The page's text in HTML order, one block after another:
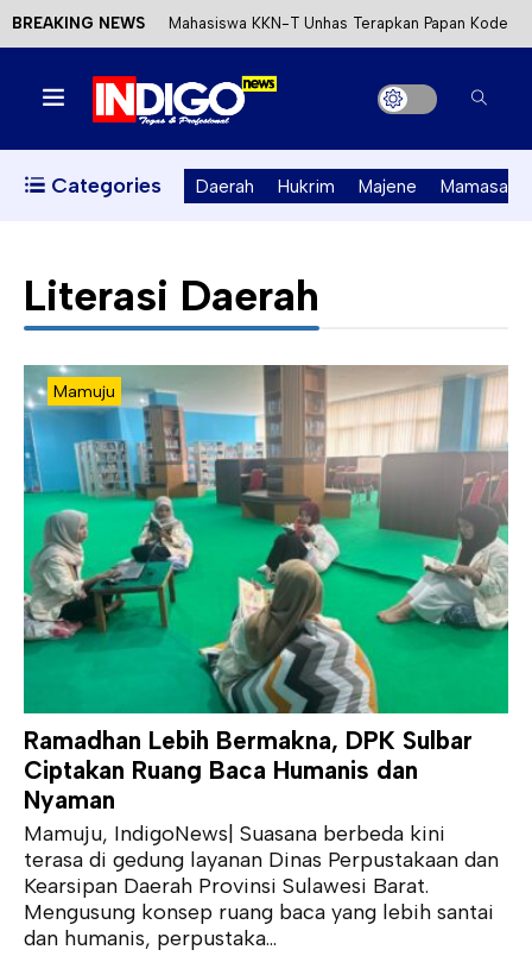
BREAKING NEWS Mahasiswa KKN-T Unhas Terapkan Papan Kode
Etik Wisata di Pantai Lawere Desa Lotang Salo
Satu DPO Pengeroyokan SPBU Tapalang
Ditangkap, Satu Lagi Kabur ke Kalimantan
Kecewa Kapolresta Absen, APPK Mamuju
Categories Daerah Hukrim Majene Mamasa
Literasi Daerah
Mamuju
Ramadhan Lebih Bermakna, DPK Sulbar
Ciptakan Ruang Baca Humanis dan
Nyaman
Mamuju, IndigoNews| Suasana berbeda kini
terasa di gedung layanan Dinas Perpustakaan dan
Kearsipan Daerah Provinsi Sulawesi Barat.
Mengusung konsep ruang baca yang lebih santai
dan humanis, perpustaka...